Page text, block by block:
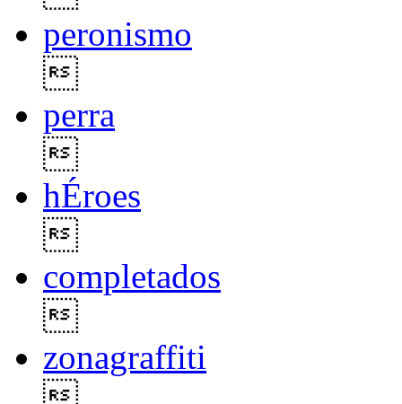
peronismo
perra
hÉroes
completados
zonagraffiti